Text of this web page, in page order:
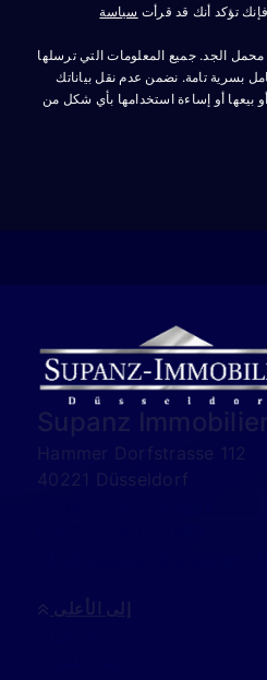
تؤكد أنك قد قرأت سياسة
محمل الجد. جميع المعلومات التي ترسلها
بسرية تامة. نضمن عدم نقل بياناتك
بيعها أو إساءة استخدامها بأي شكل من
Supanz
Hammer Dorfstrasse 112
40221 Düsseldorf
إلى الأعلى